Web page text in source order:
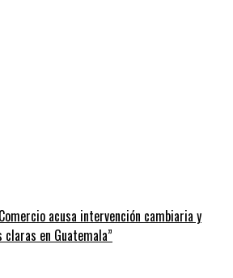
acusa intervención cambiaria y
claras en Guatemala”